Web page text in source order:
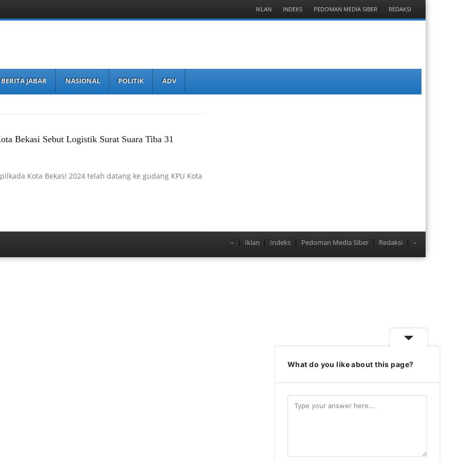
Menu
Skip
to
IKLAN INDEKS PEDOMAN MEDIA SIBER REDAKSI
BERITA JABAR NASIONAL POLITIK ADV
Bekasi Sebut Logistik Surat Suara Tiba 31
pilkada Kota Bekasi 2024 telah datang ke gudang KPU Kota
Menu
– Iklan Indeks Pedoman Media Siber Redaksi –
What do you like about this page?